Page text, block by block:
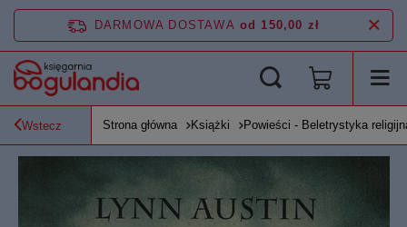
DARMOWA DOSTAWA od 150,00 zł
Wstecz Strona główna Książki Powieści - Beletrystyka